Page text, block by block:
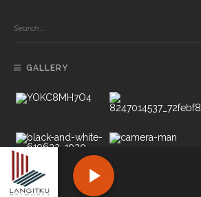
GALLERY
Copyright ©2022 PT LANGITKU